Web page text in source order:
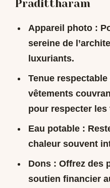
Pradittharam
Appareil photo :
sereine de
luxuriants.
Tenue
vêtements
pour respecter
Eau potable :
chaleur souvent
Dons : Offrez des
soutien financier